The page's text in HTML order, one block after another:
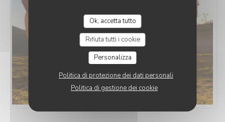
Ok, accetta tutto
Rifiuta tutti i cookie
Personalizza
Politica di protezione dei dati personali
Politica di gestione dei cookie